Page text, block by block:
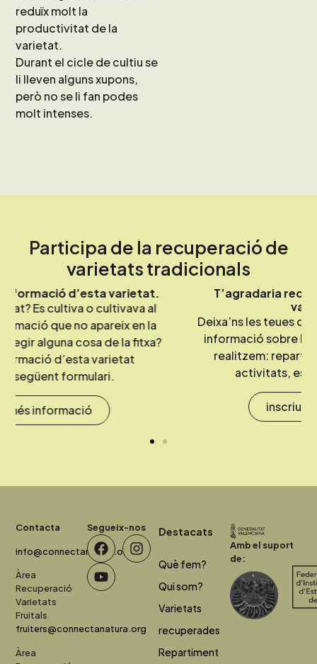
reduïx molt la
productivitat de la
varietat.
Durant el cicle de cultiu se
li lleven alguns xupons,
però no se li fan podes
molt intenses.
Participa de la recuperació de
varietats tradicionals
T’agradaria recuperar i cultivar estes
varietats?
Deixa’ns les teues dades de contacte i rebràs
informació sobre les diferents accions que
realitzem: repartiments, tallers, cursos,
activitats, esdeveniments, etc.
Contacta
info@connectanatura.org
Àrea
Recuperació
Varietats
Fruitals
fruiters@connectanatura.org
Àrea
Segueix-nos Destacats
Què fem?
Qui som?
Varietats
recuperades
Repartiment
Amb el suport
de: